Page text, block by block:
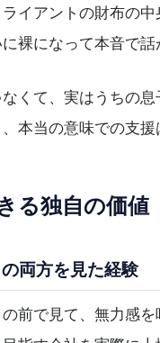
イアントの財布の中
裸になって本音で
なくて、実はうちの
本当の意味での支援
る独自の価値
両方を見た経験
前で見て、無力感を